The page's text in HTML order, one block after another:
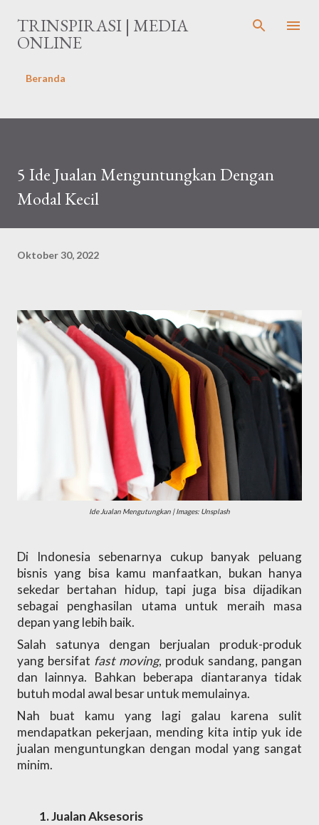
Langsung ke konten utama
TRINSPIRASI | MEDIA
ONLINE
Beranda
5 Ide Jualan Menguntungkan Dengan
Modal Kecil
Oktober 30, 2022
Ide Jualan Mengutungkan | Images: Unsplash
Di Indonesia sebenarnya cukup banyak peluang
bisnis yang bisa kamu manfaatkan, bukan hanya
sekedar bertahan hidup, tapi juga bisa dijadikan
sebagai penghasilan utama untuk meraih masa
depan yang lebih baik.
Salah satunya dengan berjualan produk-produk
yang bersifat fast moving, produk sandang, pangan
dan lainnya. Bahkan beberapa diantaranya tidak
butuh modal awal besar untuk memulainya.
Nah buat kamu yang lagi galau karena sulit
mendapatkan pekerjaan, mending kita intip yuk ide
jualan menguntungkan dengan modal yang sangat
minim.
Jualan Aksesoris